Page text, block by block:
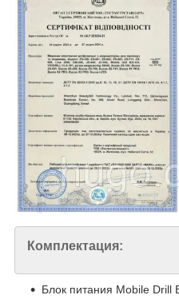
Комплектация:
Блок питания Mobile Drill